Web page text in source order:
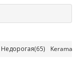
Недорогая(65) Kerama